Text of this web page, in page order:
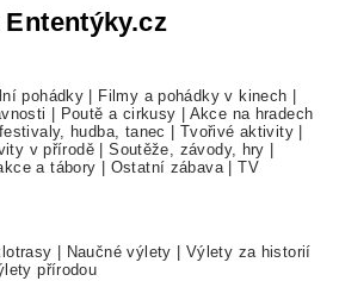
pohádky Filmy a pohádky v kinech
Poutě a cirkusy
Akce na hradech
hudba, tanec Tvořivé aktivity
v přírodě |Soutěže, závody, hry
a tábory Ostatní zábava|TV
Naučné výlety
Výlety za historií
přírodou